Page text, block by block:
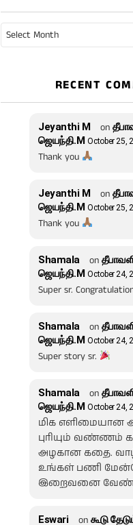
RECENT
Jeyanthi M on
ஜெயந்தி.M October 25,
Thank you
Jeyanthi M on
ஜெயந்தி.M October 25,
Thank you
Shamala on
ஜெயந்தி.M October 24,
Super sr.
Shamala on
ஜெயந்தி.M October 24,
Super story sr.
Shamala on
ஜெயந்தி.M October 24,
மிக எளிமையான
புரியும் வண்ணம்
அழகான கதை.
உங்கள் பணி
இறைவனை
Eswari on கூடு